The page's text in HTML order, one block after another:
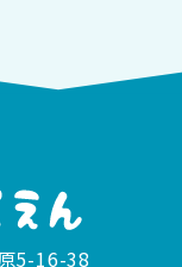
5-16-38